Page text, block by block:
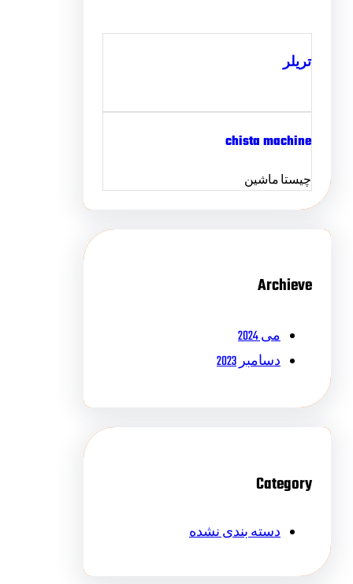
تریلر
chista machine
چیستا ماشین
Archieve
می 2024
دسامبر 2023
Category
دسته بندی نشده